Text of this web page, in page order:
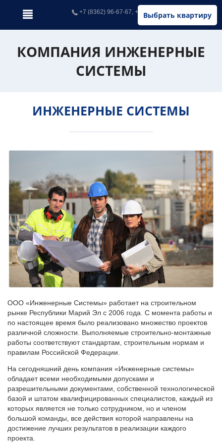
Выбрать квартиру
+7 (8362) 96-67-67, +7 (902) 326-67-67
КОМПАНИЯ ИНЖЕНЕРНЫЕ
СИСТЕМЫ
ИНЖЕНЕРНЫЕ СИСТЕМЫ
ООО «Инженерные Системы» работает на строительном
рынке Республики Марий Эл с 2006 года. С момента работы и
по настоящее время было реализовано множество проектов
различной сложности. Выполняемые строительно-монтажные
работы соответствуют стандартам, строительным нормам и
правилам Российской Федерации.
На сегодняшний день компания «Инженерные системы»
обладает всеми необходимыми допусками и
разрешительными документами, собственной технологической
базой и штатом квалифицированных специалистов, каждый из
которых является не только сотрудником, но и членом
большой команды, все действия которой направлены на
достижение лучших результатов в реализации каждого
проекта.